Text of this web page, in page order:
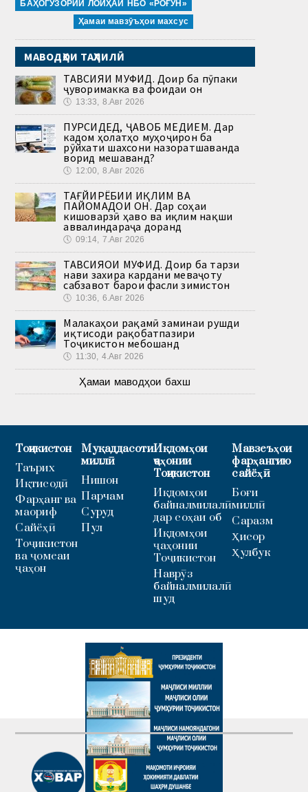
БАҲОГУЗОРИИ ЛОИҲАИ НБО «РОҒУН»
Ҳамаи мавзӯъҳои махсус
МАВОДҲОИ ТАҲЛИЛӢ
ТАВСИЯИ МУФИД. Доир ба пӯпаки
ҷуворимакка ва фоидаи он
🕔 13:33, 8.Авг 2026
ПУРСИДЕД, ҶАВОБ МЕДИҲЕМ. Дар
кадом ҳолатҳо муҳоҷирон ба
рӯйхати шахсони назоратшаванда
ворид мешаванд?
🕔 12:00, 8.Авг 2026
ТАҒЙИРЁБИИ ИҚЛИМ ВА
ПАЙОМАДҲОИ ОН. Дар соҳаи
кишоварзӣ ҳаво ва иқлим нақши
аввалиндараҷа доранд
🕔 09:14, 7.Авг 2026
ТАВСИЯҲОИ МУФИД. Доир ба тарзи
нави захира кардани меваҷоту
сабзавот барои фасли зимистон
🕔 10:36, 6.Авг 2026
Малакаҳои рақамӣ заминаи рушди
иқтисоди рақобатпазири
Тоҷикистон мебошанд
🕔 11:30, 4.Авг 2026
Ҳамаи маводҳои бахш
Тоҷикистон
Таърих
Иқтисодӣ
Фарҳанг ва
маориф
Сайёҳӣ
Тоҷикистон
ва ҷомеаи
ҷаҳон
Муқаддасоти
миллӣ
Нишон
Парчам
Суруд
Пул
Иқдомҳои
ҷаҳонии
Тоҷикистон
Иқдомҳои
байналмилалӣ
дар соҳаи об
Иқдомҳои
ҷаҳонии
Тоҷикистон
Наврӯз
байналмилалӣ
шуд
Мавзеъҳои
фарҳангию
сайёҳӣ
Боғи
миллӣ
Саразм
Ҳисор
Ҳулбук